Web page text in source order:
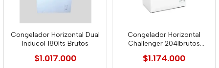
Congelador Horizontal Dual
Inducol 180lts Brutos
$1.017.000
Congelador Horizontal
Challenger 204lbrutos
$1.174.000